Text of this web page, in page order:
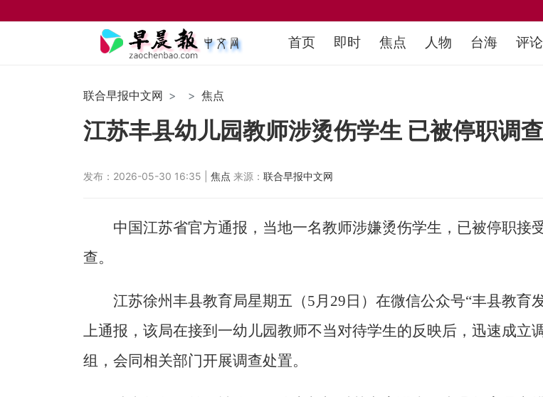
首页 即时 焦点 人物 台海 评论
联合早报中文网 焦点
江苏丰县幼儿园教师涉烫伤学生 已被停职调查
发布：2026-05-30 16:35 | 焦点 来源： 联合早报中文网
中国江苏省官方通报，当地一名教师涉嫌烫伤学生，已被停职接
查。
江苏徐州丰县教育局星期五（5月29日）在微信公众号“丰县教育
上通报，该局在接到一幼儿园教师不当对待学生的反映后，迅速成立
组，会同相关部门开展调查处置。